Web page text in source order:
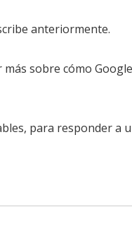
anteriormente.
sobre cómo
para responder a